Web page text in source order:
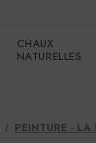
CHAUX
NATURELLES
PEINTURE -